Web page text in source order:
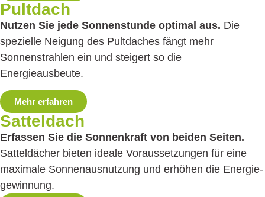
Pultdach
Nutzen Sie jede Sonnenstunde optimal aus. Die
spezielle Neigung des Pultdaches fängt mehr
Sonnenstrahlen ein und steigert so die
Energieausbeute.
Mehr erfahren
Satteldach
Erfassen Sie die Sonnenkraft von beiden Seiten.
Satteldächer bieten ideale Voraus­setzungen für eine
maximale Sonnenaus­nutzung und erhöhen die Energie­
gewinnung.